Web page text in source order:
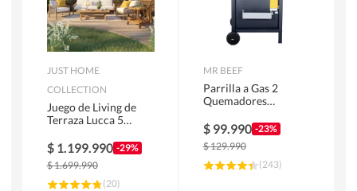
JUST HOME
COLLECTION
Juego de Living de
Terraza Lucca 5
$ 1.199.990 -29%
$1.699.990
(20)
MR BEEF
Parrilla a Gas 2
Quemadores
$ 99.990 -23%
$129.990
(243)